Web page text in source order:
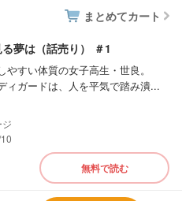
まとめてカート
夢は（話売り） ＃1
やすい体質の女子高生・世良。
ィガードは、人を平気で踏み潰...
無料で読む